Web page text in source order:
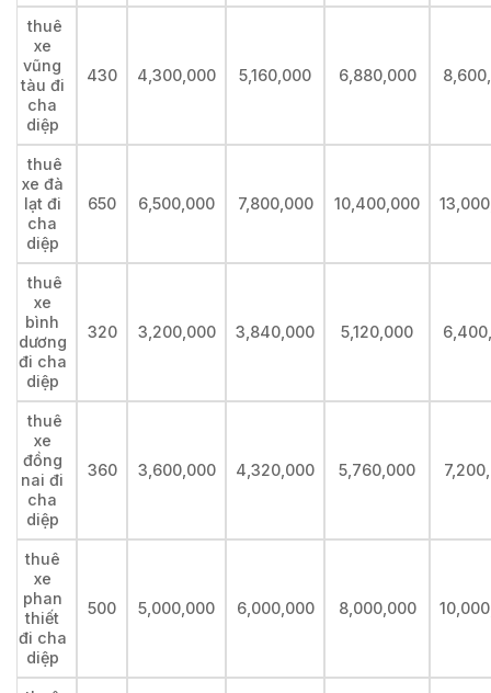
thuê
xe
vũng
tàu đi
cha
diệp
430 4,300,000 5,160,000 6,880,000
thuê
xe đà
lạt đi
cha
diệp
650 6,500,000 7,800,000 10,400,000
thuê
xe
bình
dương
đi cha
diệp
320 3,200,000 3,840,000 5,120,000
thuê
xe
đồng
nai đi
cha
diệp
360 3,600,000 4,320,000 5,760,000
thuê
xe
phan
thiết
đi cha
diệp
500 5,000,000 6,000,000 8,000,000